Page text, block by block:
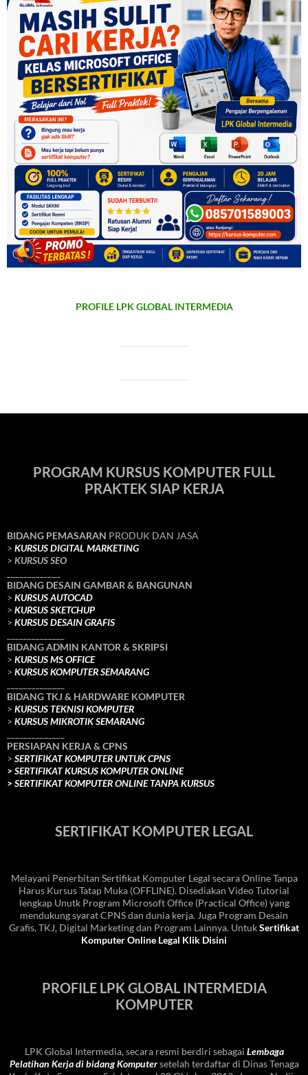
PROFILE LPK GLOBAL INTERMEDIA
PROGRAM KURSUS KOMPUTER FULL
PRAKTEK SIAP KERJA
BIDANG PEMASARAN PRODUK DAN JASA
> KURSUS DIGITAL MARKETING
> KURSUS SEO
BIDANG DESAIN GAMBAR & BANGUNAN
> KURSUS AUTOCAD
> KURSUS SKETCHUP
> KURSUS DESAIN GRAFIS
BIDANG ADMIN KANTOR & SKRIPSI
> KURSUS MS OFFICE
> KURSUS KOMPUTER SEMARANG
BIDANG TKJ & HARDWARE KOMPUTER
> KURSUS TEKNISI KOMPUTER
> KURSUS MIKROTIK SEMARANG
PERSIAPAN KERJA & CPNS
> SERTIFIKAT KOMPUTER UNTUK CPNS
> SERTIFIKAT KURSUS KOMPUTER ONLINE
> SERTIFIKAT KOMPUTER ONLINE TANPA KURSUS
SERTIFIKAT KOMPUTER LEGAL
Melayani Penerbitan Sertifikat Komputer Legal secara Online Tanpa
Harus Kursus Tatap Muka (OFFLINE). Disediakan Video Tutorial
lengkap Unutk Program Microsoft Office (Practical Office) yang
mendukung syarat CPNS dan dunia kerja. Juga Program Desain
Grafis, TKJ, Digital Marketing dan Program Lainnya. UntukSertifikat
Komputer Online Legal Klik Disini
PROFILE LPK GLOBAL INTERMEDIA
KOMPUTER
LPK Global Intermedia, secara resmi berdiri sebagai Lembaga
Pelatihan Kerja di bidang Komputer setelah terdaftar di Dinas Tenaga